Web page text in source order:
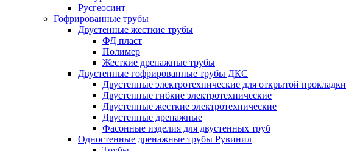
Русгеосинт
Гофрированные трубы
Двустенные жесткие трубы
ФД пласт
Полимер
Жесткие дренажные трубы
Двустенные гофрированные трубы ДКС
Двустенные электротехнические для открытой прокладки
Двустенные гибкие электротехнические
Двустенные жесткие электротехнические
Двустенные дренажные
Фасонные изделия для двустенных труб
Одностенные дренажные трубы Рувинил